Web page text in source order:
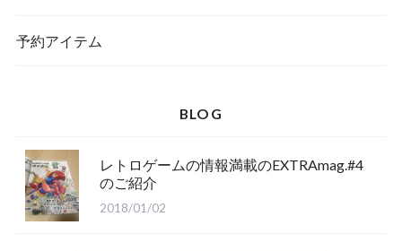
予約アイテム
BLOG
レトロゲームの情報満載のEXTRAmag.#4
のご紹介
2018/01/02